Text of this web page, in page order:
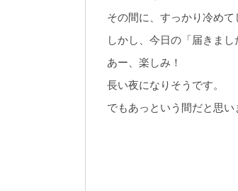
その間に、すっかり冷めて
しかし、今日の「届きま
あー、楽しみ！
長い夜になりそうです。
でもあっという間だと思い